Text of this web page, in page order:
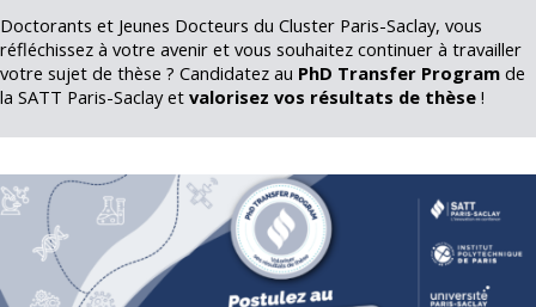
Doctorants et Jeunes Docteurs du Cluster Paris-Saclay, vous
réfléchissez à votre avenir et vous souhaitez continuer à travailler
votre sujet de thèse ? Candidatez au PhD Transfer Program de
la SATT Paris-Saclay et valorisez vos résultats de thèse !